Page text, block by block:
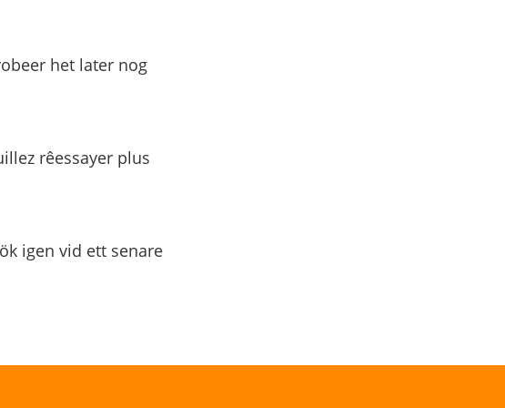
het later nog
rêessayer plus
igen vid ett senare